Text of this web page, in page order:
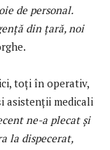
de personal.
din țară, noi
toți în operativ,
asistenții medicali
ne-a plecat și
la dispecerat,